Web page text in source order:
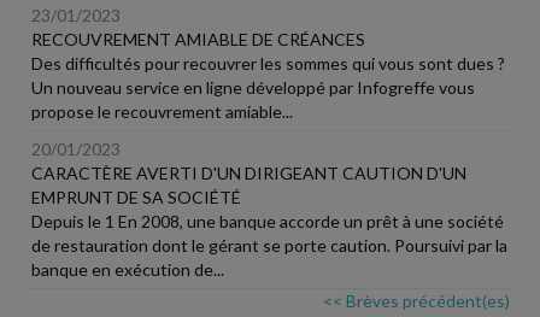
23/01/2023
RECOUVREMENT AMIABLE DE CRÉANCES
Des difficultés pour recouvrer les sommes qui vous sont dues ?
Un nouveau service en ligne développé par Infogreffe vous
propose le recouvrement amiable...
20/01/2023
CARACTÈRE AVERTI D'UN DIRIGEANT CAUTION D'UN
EMPRUNT DE SA SOCIÉTÉ
Depuis le 1 En 2008, une banque accorde un prêt à une société
de restauration dont le gérant se porte caution. Poursuivi par la
banque en exécution de...
<< Brèves précédent(es)